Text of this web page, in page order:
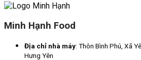
Minh Hạnh Food
Địa chỉ nhà máy: Thôn Bình Phú, Xã
Hưng Yên